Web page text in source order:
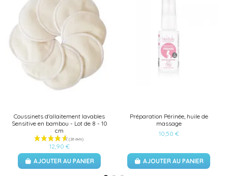
Coussinets d'allaitement lavables
Sensitive en bambou - Lot de 8 - 10
cm
12,90 €
AJOUTER AU PANIER
Préparation Périnée, huile de
massage
10,50 €
AJOUTER AU PANIER